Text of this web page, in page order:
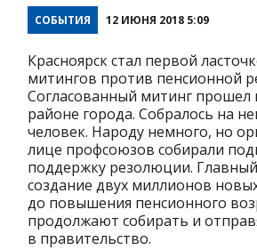
СОБЫТИЯ 12 ИЮНЯ 2018 5:09
Красноярск стал первой
митингов против пенсионной
Согласованный митинг прошел
районе города. Собралось на
человек. Народу немного, но
лице профсоюзов собирали
поддержку резолюции.
создание двух миллионов
до повышения пенсионного
продолжают собирать и
в правительство.